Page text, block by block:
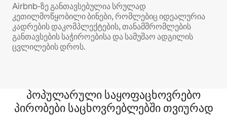
Airbnb‑ზე განთავსებულია სრულად
კეთილმოწყობილი ბინები, რომლებიც იდეალურია
კადრების დაკომპლექტების, თანამშრომლების
განთავსების საჭიროებისა და სამუშაო ადგილის
ცვლილების დროს.
პოპულარული საყოფაცხოვრებო
პირობები საცხოვრებლებში თვიურად